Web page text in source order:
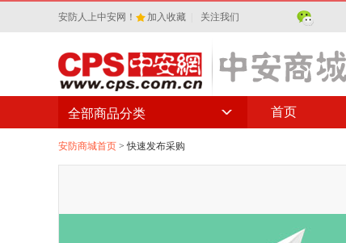
安防人上中安网！ 加入收藏 关注我们
首页
全部商品分类
全部商品分类
安防商城首页 > 快速发布采购